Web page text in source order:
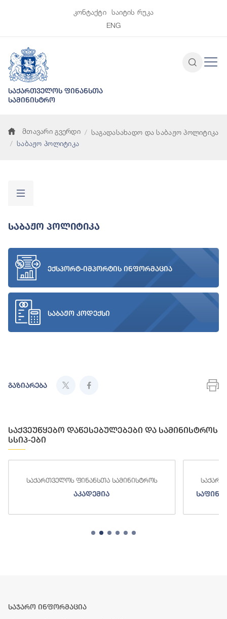
კონტაქტი
საიტის რუკა
ENG
საქართველოს ფინანსთა
სამინისტრო
მთავარი გვერდი
საგადასახადო და საბაჟო პოლიტიკა
საბაჟო პოლიტიკა
Საბაჟო Პოლიტიკა
ექსპორტ-იმპორტის ინფორმაცია
საბაჟო კოდექსი
გაზიარება
საქვეუწყებო დაწესებულებები და სამინისტროს
სსიპ-ები
საქართველოს ფინანსთა სამინისტროს
აკადემია
საჯარო ინფორმაცია